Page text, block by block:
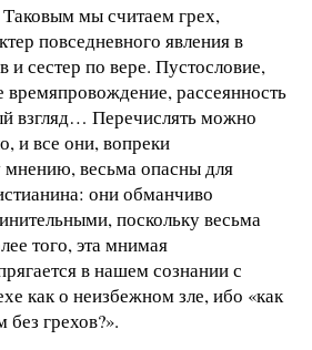
мы считаем грех,
повседневного явления в
и сестер по вере. Пустословие,
времяпровождение, рассеянность
взгляд… Перечислять можно
и все они, вопреки
весьма опасны для
они обманчиво
поскольку весьма
того, эта мнимая
в нашем сознании с
как о неизбежном зле, ибо «как
грехов?».